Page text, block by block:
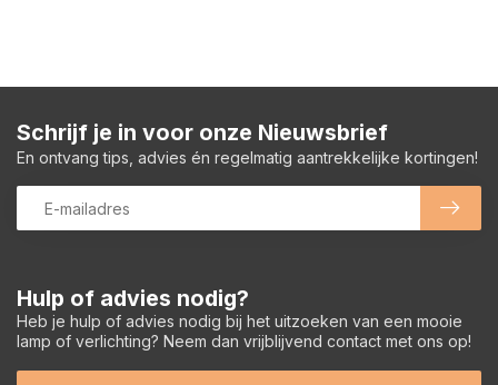
Hulp of advies nodig?
Heb je hulp of advies nodig bij het uitzoeken van een mooie
lamp of verlichting? Neem dan vrijblijvend contact met ons op!
Schrijf je in voor onze Nieuwsbrief
En ontvang tips, advies én regelmatig aantrekkelijke kortingen!